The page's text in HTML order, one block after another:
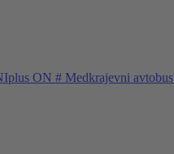
ON # Medkrajevni avtobus